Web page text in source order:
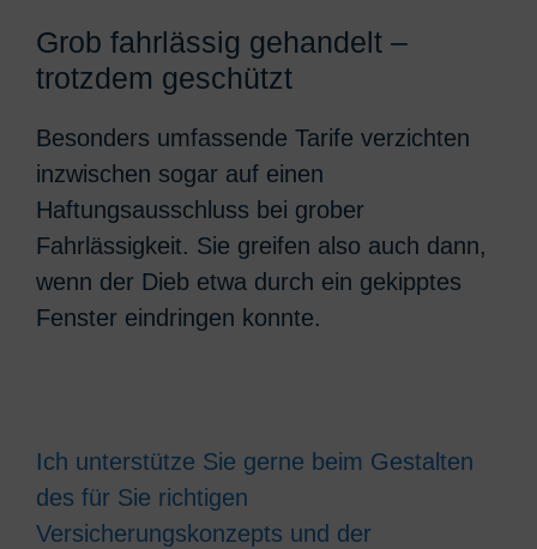
Grob fahrlässig gehandelt –
trotzdem geschützt
Besonders umfassende Tarife verzichten
inzwischen sogar auf einen
Haftungsausschluss bei grober
Fahrlässigkeit. Sie greifen also auch dann,
wenn der Dieb etwa durch ein gekipptes
Fenster eindringen konnte.
Ich unterstütze Sie gerne beim Gestalten
des für Sie richtigen
Versicherungskonzepts und der